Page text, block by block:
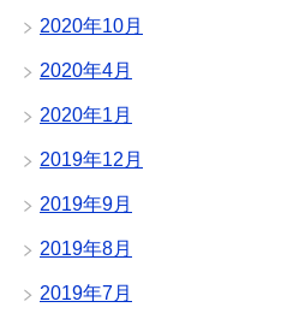
2020年10月
2020年4月
2020年1月
2019年12月
2019年9月
2019年8月
2019年7月